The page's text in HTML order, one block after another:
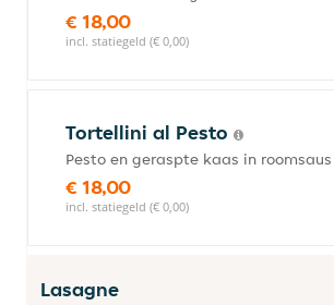
€ 18,00
incl. statiegeld (€ 0,00)
Tortellini al Pesto
Pesto en geraspte kaas in roomsaus
€ 18,00
incl. statiegeld (€ 0,00)
Lasagne